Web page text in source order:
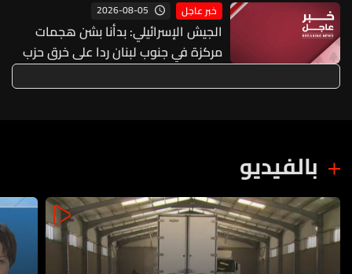
خبر عاجل 2026-08-05
الجيش الإسرائيلي: بدأنا بشن هجمات
مركزة في جنوب لبنان ردا على خرق حزب
الله لوقف إطلاق النار
بالفيديو